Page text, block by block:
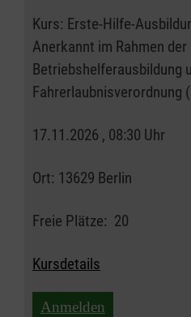
Kurs: Erste-Hilfe-
Anerkannt im Rahmen der
Betriebshelferausbildung
Fahrerlaubnisverordnung
17.11.2026 , 08:30 Uhr
Ort: 13629 Berlin
Freie Plätze: 20
Kursdetails
Anmelden